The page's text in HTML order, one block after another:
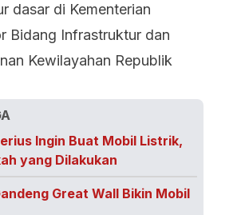
dasar di Kementerian
Bidang Infrastruktur dan
Kewilayahan Republik
Ingin Buat Mobil Listrik,
yang Dilakukan
Great Wall Bikin Mobil